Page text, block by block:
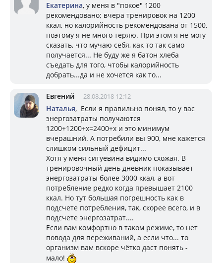
Екатерина, у меня в "покое" 1200
рекомендовано; вчера тренировок на 1200
ккал, но калорийность рекомендована от 1500,
поэтому я не много теряю. При этом я не могу
сказать, что мучаю себя, как то так само
получается... Не буду же я батон хлеба
съедать для того, чтобы калорийность
добрать...да и не хочется как то...
Евгений 28.08.2018 12:12
Наталья, Если я правильно понял, то у вас
энергозатраты получаются
1200+1200+х=2400+х и это минимум
вчерашний. А потребили вы 900, мне кажется
слишком сильный дефицит...
Хотя у меня ситуёвина видимо схожая. В
тренировочный день дневник показывает
энергозатраты более 3000 ккал, а вот
потребление редко когда превышает 2100
ккал. Но тут большая погрешность как в
подсчете потребления, так, скорее всего, и в
подсчете энергозатрат....
Если вам комфортно в таком режиме, то нет
повода для переживаний, а если что... то
организм вам вскоре чётко даст понять -
мало!